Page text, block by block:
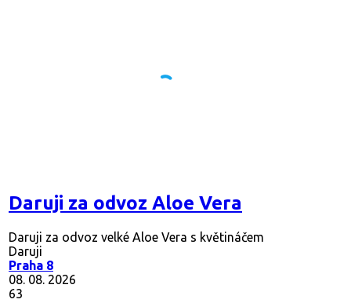
Daruji za odvoz Aloe Vera
Daruji za odvoz velké Aloe Vera s květináčem
Daruji
Praha 8
08. 08. 2026
63